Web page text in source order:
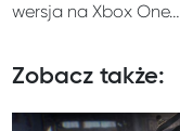
wersja na Xbox One…
Zobacz także: